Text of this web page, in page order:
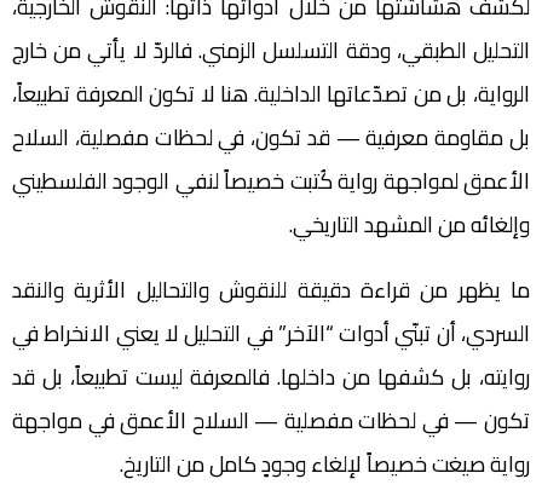
التحليل الطبقي، ودقة التسلسل الزمني. فالردّ لا يأتي من خارج
الرواية، بل من تصدّعاتها الداخلية. هنا لا تكون المعرفة تطبيعاً،
بل مقاومة معرفية — قد تكون، في لحظات مفصلية، السلاح
الأعمق لمواجهة رواية كُتبت خصيصاً لنفي الوجود الفلسطيني
وإلغائه من المشهد التاريخي.
ما يظهر من قراءة دقيقة للنقوش والتحاليل الأثرية والنقد
السردي، أن تبنّي أدوات “الآخر” في التحليل لا يعني الانخراط في
روايته، بل كشفها من داخلها. فالمعرفة ليست تطبيعاً، بل قد
تكون — في لحظات مفصلية — السلاح الأعمق في مواجهة
رواية صيغت خصيصاً لإلغاء وجودٍ كامل من التاريخ.